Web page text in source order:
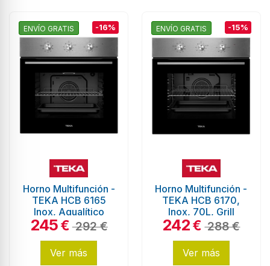
ENVÍO GRATIS -16%
Horno Multifunción -
TEKA HCB 6165
Inox, Aqualítico
245€ 292 €
Ver más
ENVÍO GRATIS -15%
Horno Multifunción -
TEKA HCB 6170,
Inox, 70L, Grill
242€ 288 €
Ver más